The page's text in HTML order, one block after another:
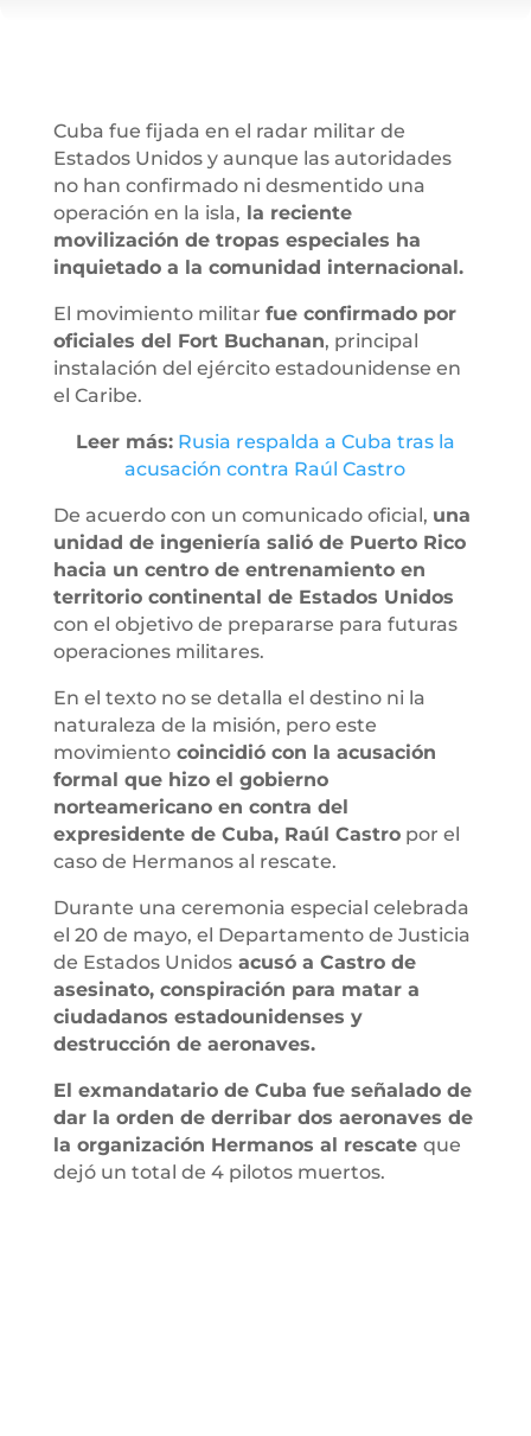
Cuba fue fijada en el radar militar de
Estados Unidos y aunque las autoridades
no han confirmado ni desmentido una
operación en la isla, la reciente
movilización de tropas especiales ha
inquietado a la comunidad internacional.
El movimiento militar fue confirmado por
oficiales del Fort Buchanan, principal
instalación del ejército estadounidense en
el Caribe.
Leer más: Rusia respalda a Cuba tras la
acusación contra Raúl Castro
De acuerdo con un comunicado oficial, una
unidad de ingeniería salió de Puerto Rico
hacia un centro de entrenamiento en
territorio continental de Estados Unidos
con el objetivo de prepararse para futuras
operaciones militares.
En el texto no se detalla el destino ni la
naturaleza de la misión, pero este
movimientocoincidió con la acusación
formal que hizo el gobierno
norteamericano en contra del
expresidente de Cuba, Raúl Castropor el
caso de Hermanos al rescate.
Durante una ceremonia especial celebrada
el 20 de mayo, el Departamento de Justicia
de Estados Unidosacusó a Castro de
asesinato, conspiración para matar a
ciudadanos estadounidenses y
destrucción de aeronaves.
El exmandatario de Cuba fue señalado de
dar la orden de derribar dos aeronaves de
la organización Hermanos al rescate que
dejó un total de 4 pilotos muertos.